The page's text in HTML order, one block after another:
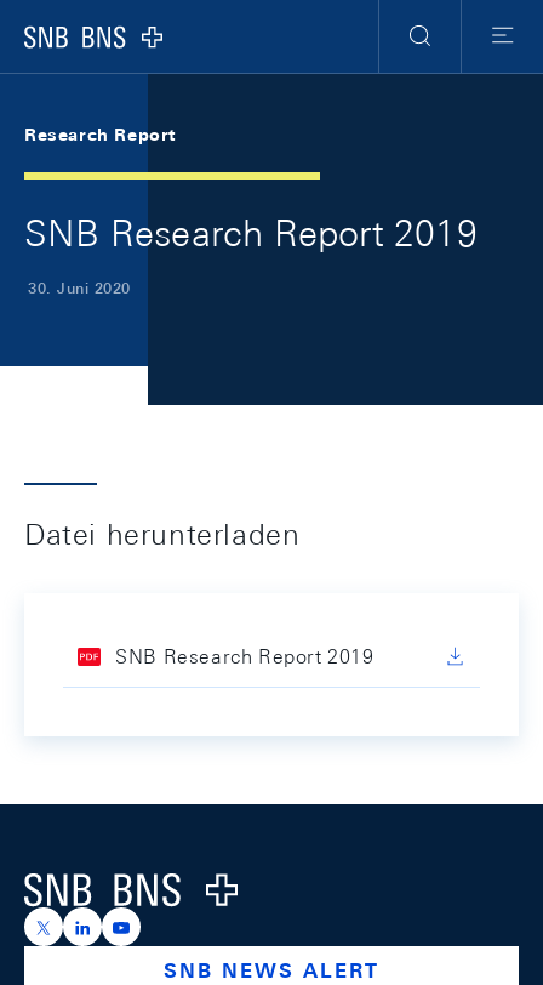
Logo
Suche
Menu
Research Report
SNB Research Report 2019
30. Juni 2020
Datei herunterladen
SNB Research Report 2019
Logo
https://x.com/snb_bns
https://ch.linkedin.com/company/swiss-national-
https://www.youtube.com/@swissnationalbank
SNB NEWS ALERT